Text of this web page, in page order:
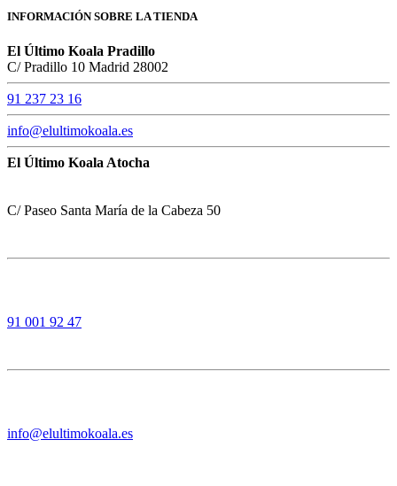
INFORMACIÓN SOBRE LA TIENDA
El Último Koala Pradillo
C/ Pradillo 10 Madrid 28002
91 237 23 16
info@elultimokoala.es
El Último Koala Atocha
C/ Paseo Santa María de la Cabeza 50
91 001 92 47
info@elultimokoala.es